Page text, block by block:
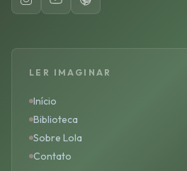
LER IMAGINAR
Início
Biblioteca
Sobre Lola
Contato